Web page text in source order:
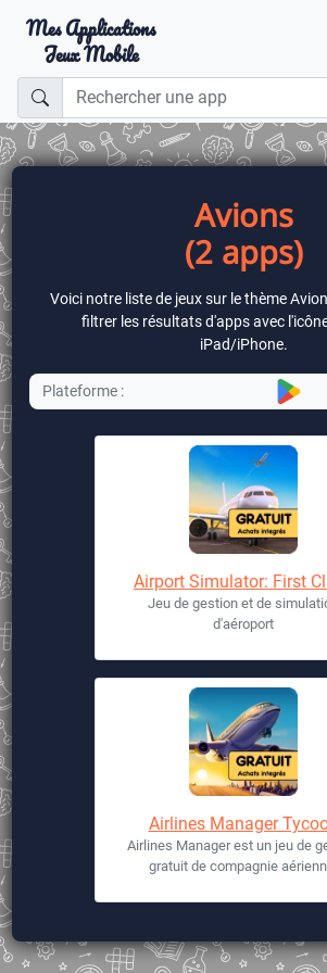
Mes Applications
Jeux Mobile
Avions
(2 apps)
Voici notre liste de jeux sur le thème
filtrer les résultats d'apps avec
iPad/iPhone.
Plateforme :
Airport Simulator: First
Jeu de gestion et de
d'aéroport
Airlines Manager
Airlines Manager est un jeu de
gratuit de compagnie